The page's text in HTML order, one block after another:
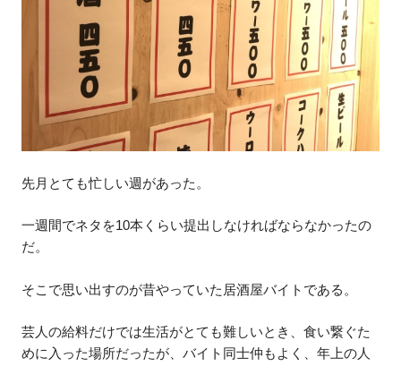
先月とても忙しい週があった。
一週間でネタを10本くらい提出しなければならなかったの
だ。
そこで思い出すのが昔やっていた居酒屋バイトである。
芸人の給料だけでは生活がとても難しいとき、食い繋ぐた
めに入った場所だったが、バイト同士仲もよく、年上の人